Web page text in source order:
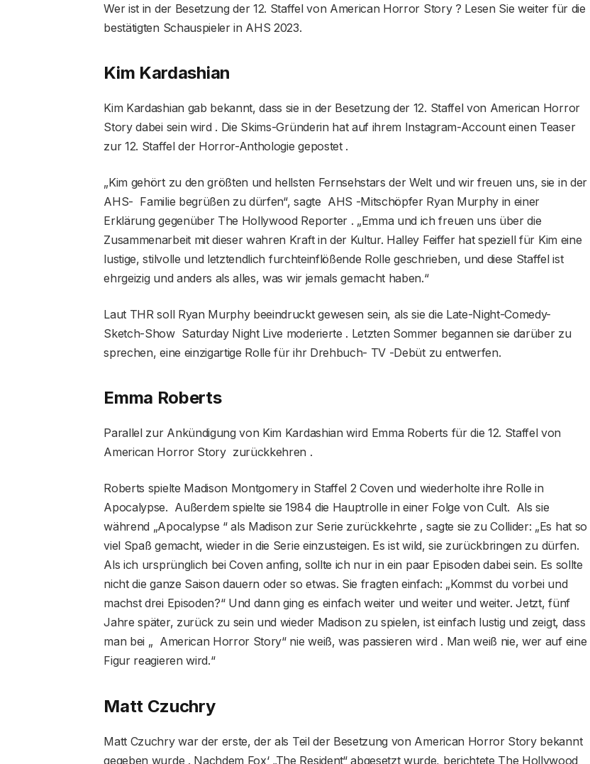
Wer ist in der Besetzung der 12. Staffel von American Horror Story ? Lesen Sie weiter für die
bestätigten Schauspieler in AHS 2023.
Kim Kardashian
Kim Kardashian gab bekannt, dass sie in der Besetzung der 12. Staffel von American Horror
Story dabei sein wird . Die Skims-Gründerin hat auf ihrem Instagram-Account einen Teaser
zur 12. Staffel der Horror-Anthologie gepostet .
„Kim gehört zu den größten und hellsten Fernsehstars der Welt und wir freuen uns, sie in der
AHS- Familie begrüßen zu dürfen“, sagte AHS -Mitschöpfer Ryan Murphy in einer
Erklärung gegenüber The Hollywood Reporter . „Emma und ich freuen uns über die
Zusammenarbeit mit dieser wahren Kraft in der Kultur. Halley Feiffer hat speziell für Kim eine
lustige, stilvolle und letztendlich furchteinflößende Rolle geschrieben, und diese Staffel ist
ehrgeizig und anders als alles, was wir jemals gemacht haben.“
Laut THR soll Ryan Murphy beeindruckt gewesen sein, als sie die Late-Night-Comedy-
Sketch-Show Saturday Night Live moderierte . Letzten Sommer begannen sie darüber zu
sprechen, eine einzigartige Rolle für ihr Drehbuch- TV -Debüt zu entwerfen.
Emma Roberts
Parallel zur Ankündigung von Kim Kardashian wird Emma Roberts für die 12. Staffel von
American Horror Story zurückkehren .
Roberts spielte Madison Montgomery in Staffel 2 Coven und wiederholte ihre Rolle in
Apocalypse. Außerdem spielte sie 1984 die Hauptrolle in einer Folge von Cult. Als sie
während „Apocalypse “ als Madison zur Serie zurückkehrte , sagte sie zu Collider: „Es hat so
viel Spaß gemacht, wieder in die Serie einzusteigen. Es ist wild, sie zurückbringen zu dürfen.
Als ich ursprünglich bei Coven anfing, sollte ich nur in ein paar Episoden dabei sein. Es sollte
nicht die ganze Saison dauern oder so etwas. Sie fragten einfach: „Kommst du vorbei und
machst drei Episoden?“ Und dann ging es einfach weiter und weiter und weiter. Jetzt, fünf
Jahre später, zurück zu sein und wieder Madison zu spielen, ist einfach lustig und zeigt, dass
man bei „ American Horror Story“ nie weiß, was passieren wird . Man weiß nie, wer auf eine
Figur reagieren wird.“
Matt Czuchry
Matt Czuchry war der erste, der als Teil der Besetzung von American Horror Story bekannt
gegeben wurde . Nachdem Fox‘ „The Resident“ abgesetzt wurde, berichtete The Hollywood